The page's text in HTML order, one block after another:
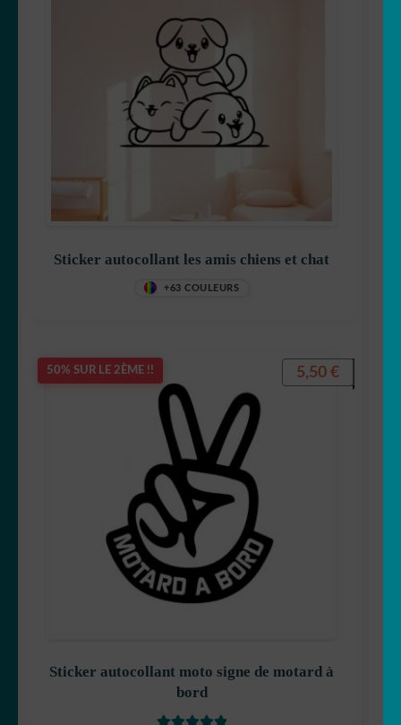
Sticker autocollant les amis chiens et chat
+63 COULEURS
50% SUR LE 2ÈME !!
Sticker autocollant moto signe de motard à
bord
5,50 €